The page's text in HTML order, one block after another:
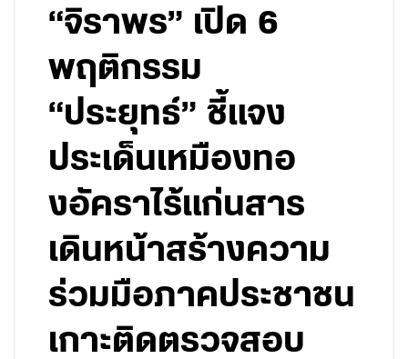
“จิราพร” เปิด 6
พฤติกรรม
“ประยุทธ์” ชี้แจง
ประเด็นเหมืองทอ
งอัคราไร้แก่นสาร
เดินหน้าสร้างความ
ร่วมมือภาคประชาชน
เกาะติดตรวจสอบ